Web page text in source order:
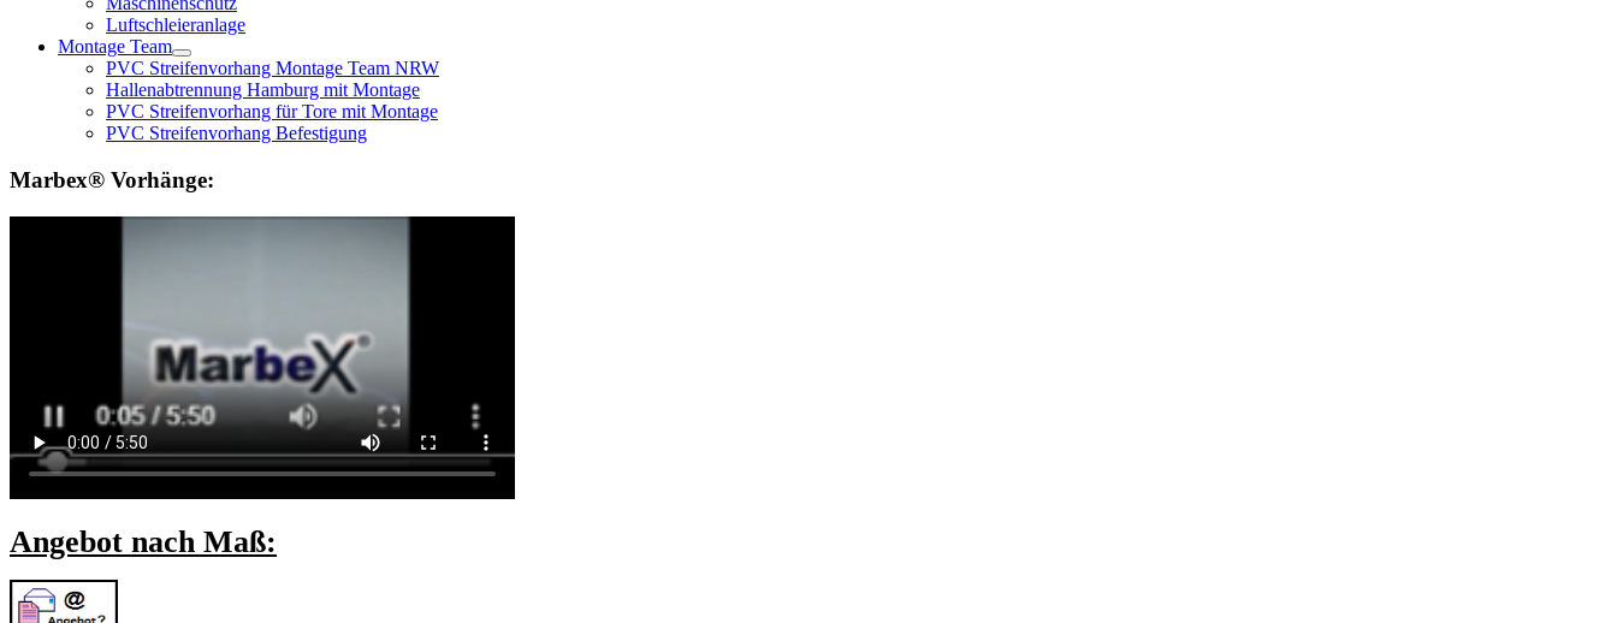
Luftschleieranlage
Montage Team
PVC Streifenvorhang Montage Team NRW
Hallenabtrennung Hamburg mit Montage
PVC Streifenvorhang für Tore mit Montage
PVC Streifenvorhang Befestigung
Marbex® Vorhänge:
Angebot nach Maß: